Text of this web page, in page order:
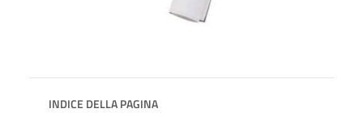
INDICE DELLA PAGINA